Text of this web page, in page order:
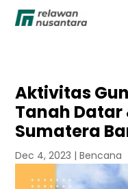
Aktivitas
Tanah Datar
Sumatera
Dec 4, 2023 |Bencana